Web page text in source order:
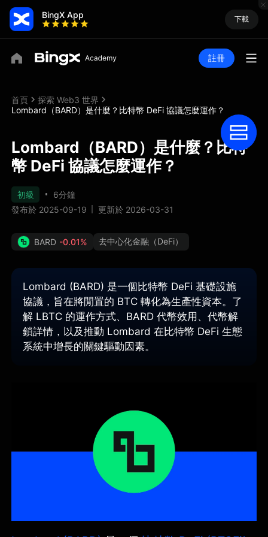
BingX App 下載
註冊
首頁
探索 Web3 世界
Lombard（BARD）是什麼？比特幣 DeFi 協議怎麼運作？
Lombard（BARD）是什麼？比特
幣 DeFi 協議怎麼運作？
初級
6分鐘
發布於 2025-09-19
更新於 2026-03-31
BARD -0.01% 去中心化金融（DeFi）
Lombard (BARD) 是一個比特幣 DeFi 基礎設施
協議，旨在將閒置的 BTC 轉化為生產性資本。了
解 LBTC 的運作方式、BARD 代幣效用、代幣解
鎖詳情，以及推動 Lombard 在比特幣 DeFi 生態
系統中增長的關鍵驅動因素。